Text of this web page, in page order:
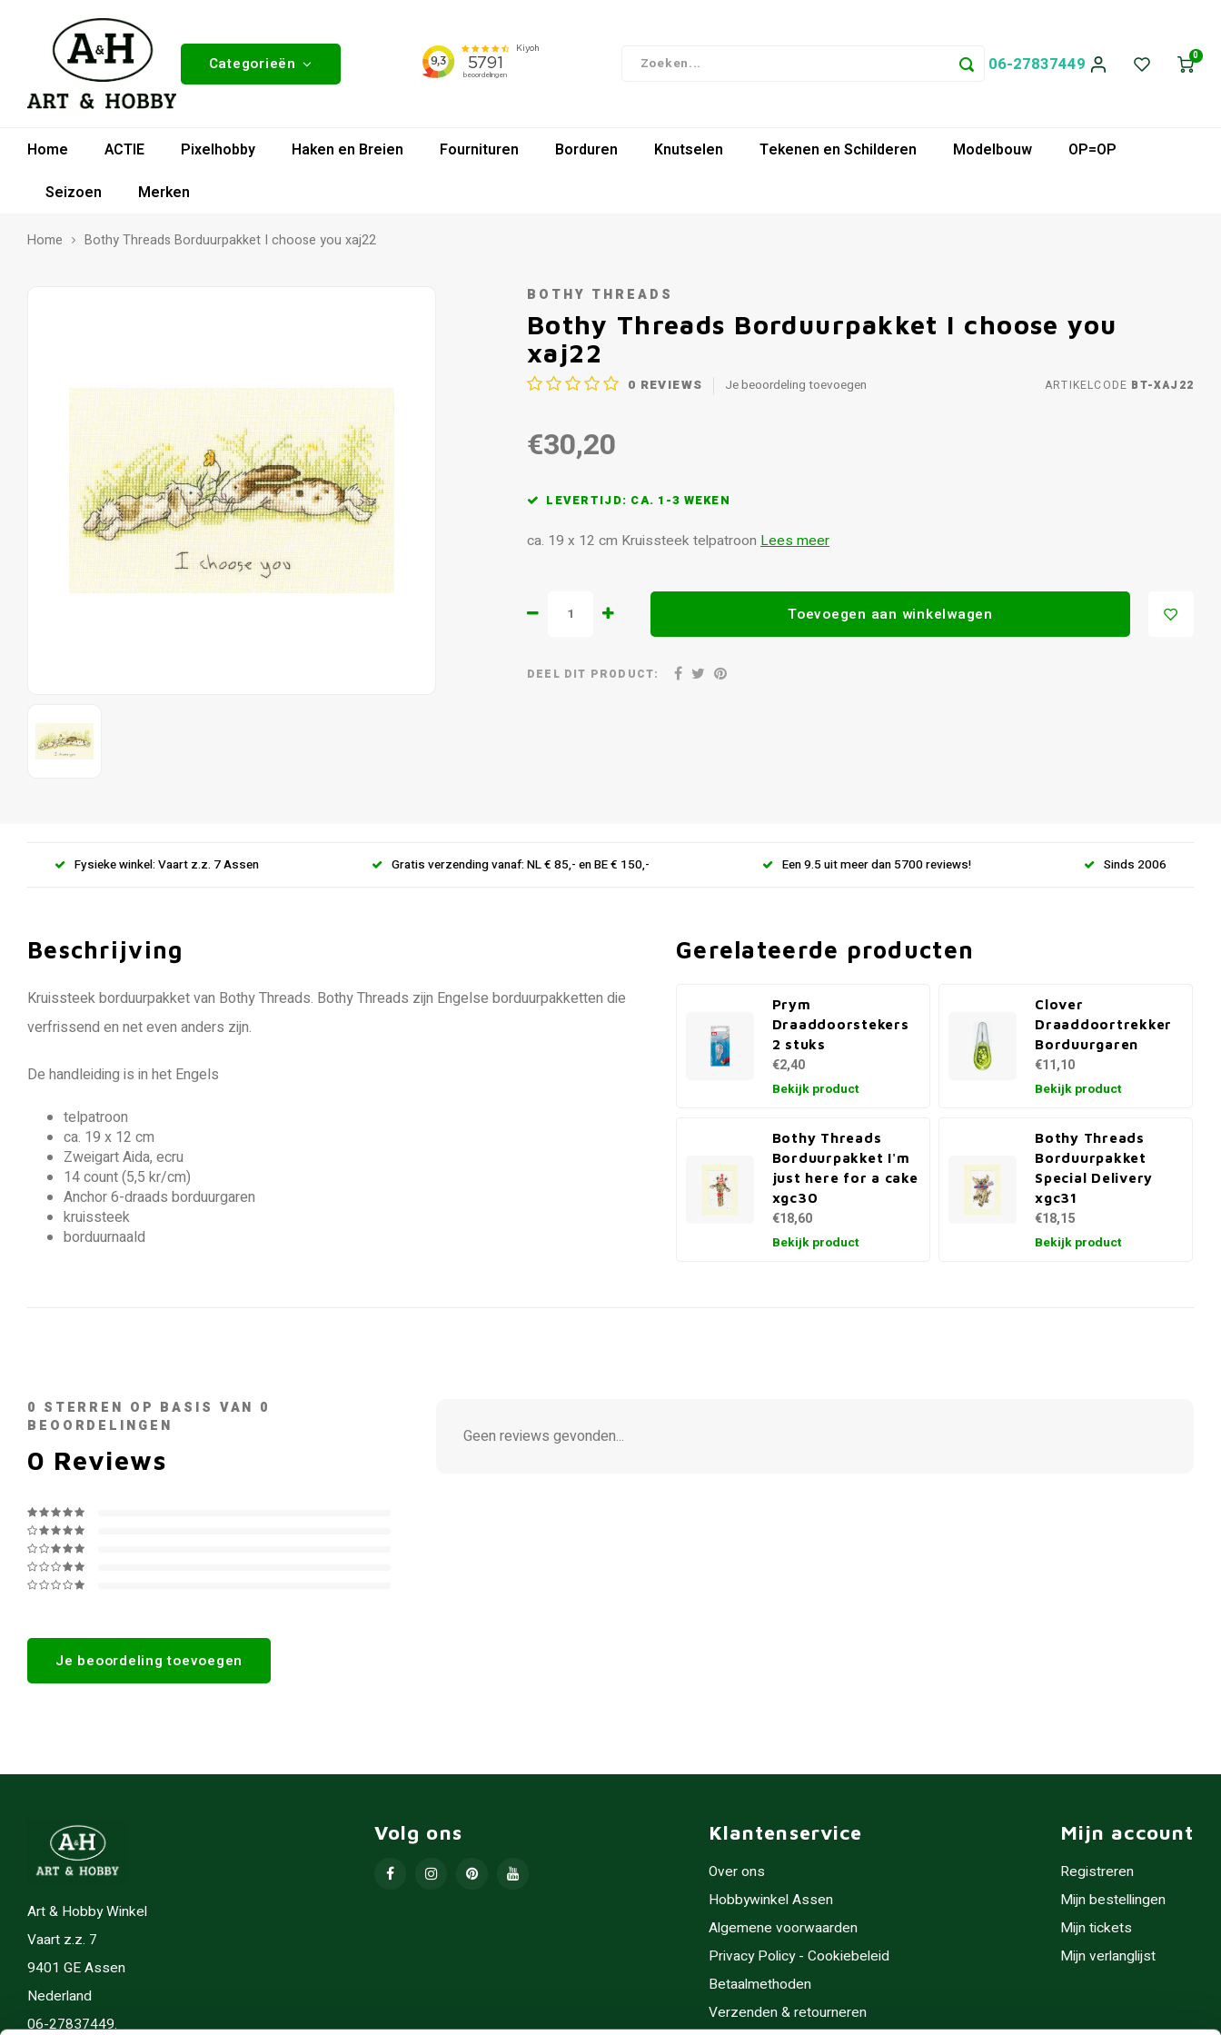
Categorieën 06-27837449 0
Home ACTIE Pixelhobby Haken en Breien Fournituren Borduren Knutselen Tekenen en Schilderen Modelbouw
OP=OP
Seizoen
Merken
Home Bothy Threads Borduurpakket I choose you xaj22
BOTHY THREADS
Bothy Threads Borduurpakket I choose you
xaj22
0 REVIEWS Je beoordeling toevoegen ARTIKELCODE BT-XAJ22
€30,20
LEVERTIJD: CA. 1-3 WEKEN
ca. 19 x 12 cm Kruissteek telpatroon Lees meer
Toevoegen aan winkelwagen
DEEL DIT PRODUCT:
Fysieke winkel: Vaart z.z. 7 Assen Gratis verzending vanaf: NL € 85,- en BE € 150,- Een 9.5 uit meer dan 5700 reviews! Sinds 2006
Beschrijving
Kruissteek borduurpakket van Bothy Threads. Bothy Threads zijn Engelse borduurpakketten die
verfrissend en net even anders zijn.
De handleiding is in het Engels
telpatroon
ca. 19 x 12 cm
Zweigart Aida, ecru
14 count (5,5 kr/cm)
Anchor 6-draads borduurgaren
kruissteek
borduurnaald
Gerelateerde producten
Prym
Draaddoorstekers
2 stuks
€2,40
Bekijk product
Clover
Draaddoortrekker
Borduurgaren
€11,10
Bekijk product
Bothy Threads
Borduurpakket I'm
just here for a cake
xgc30
€18,60
Bekijk product
Bothy Threads
Borduurpakket
Special Delivery
xgc31
€18,15
Bekijk product
0 STERREN OP BASIS VAN 0
BEOORDELINGEN
0 Reviews
Je beoordeling toevoegen
Geen reviews gevonden...
Art & Hobby Winkel
Vaart z.z. 7
9401 GE Assen
Nederland
06-27837449.
Volg ons Klantenservice
Over ons
Hobbywinkel Assen
Algemene voorwaarden
Privacy Policy - Cookiebeleid
Betaalmethoden
Verzenden & retourneren
Mijn account
Registreren
Mijn bestellingen
Mijn tickets
Mijn verlanglijst